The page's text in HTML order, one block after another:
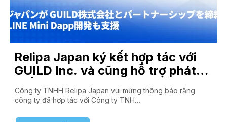
Relipa Japan ký kết hợp tác với
GUILD Inc. và cũng hỗ trợ phát
triển LINE Mini Dapp
Công ty TNHH Relipa Japan vui mừng thông báo rằng
công ty đã hợp tác với Công ty TNH…